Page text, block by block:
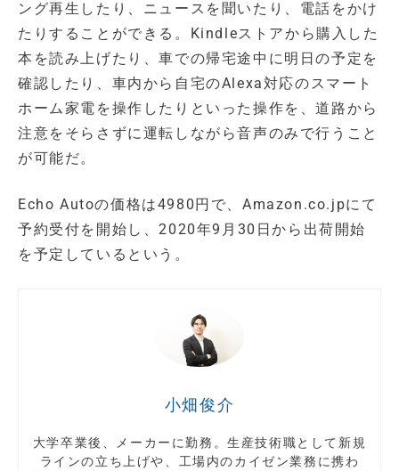
ング再生したり、ニュースを聞いたり、電話をかけ
たりすることができる。Kindleストアから購入した
本を読み上げたり、車での帰宅途中に明日の予定を
確認したり、車内から自宅のAlexa対応のスマート
ホーム家電を操作したりといった操作を、道路から
注意をそらさずに運転しながら音声のみで行うこと
が可能だ。
Echo Autoの価格は4980円で、Amazon.co.jpにて
予約受付を開始し、2020年9月30日から出荷開始
を予定しているという。
小畑俊介
大学卒業後、メーカーに勤務。生産技術職として新規
ラインの立ち上げや、工場内のカイゼン業務に携わ